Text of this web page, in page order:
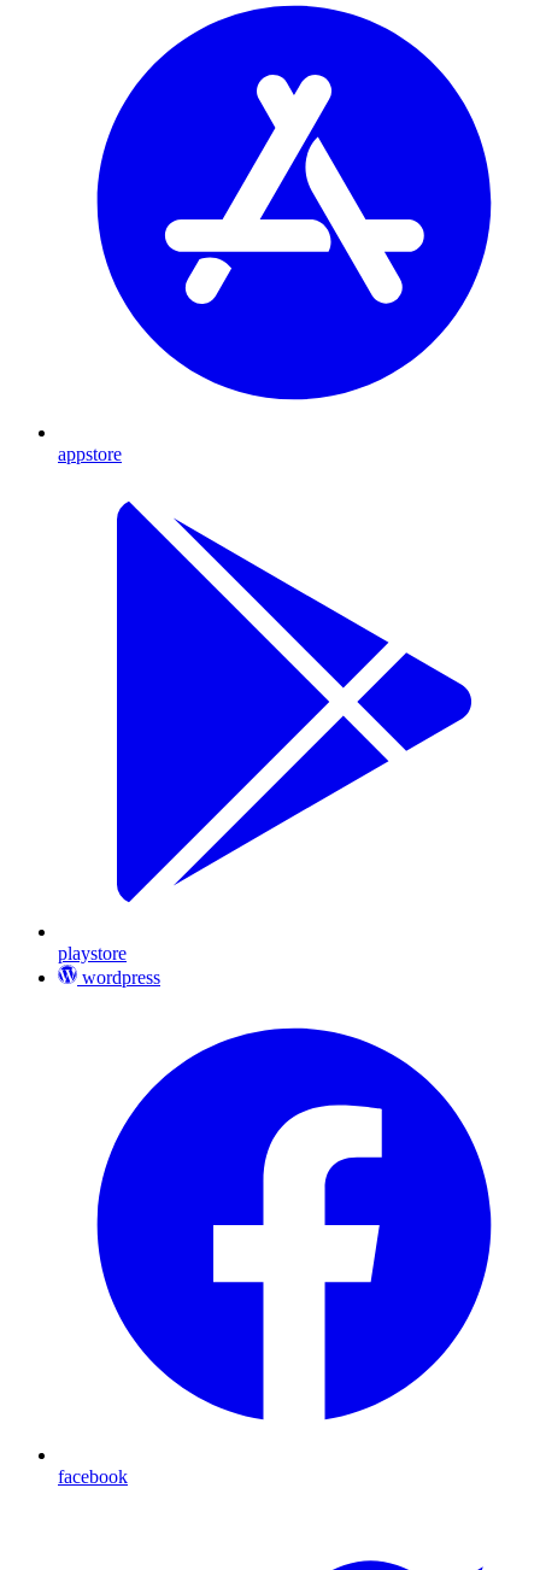
appstore
playstore
wordpress
facebook